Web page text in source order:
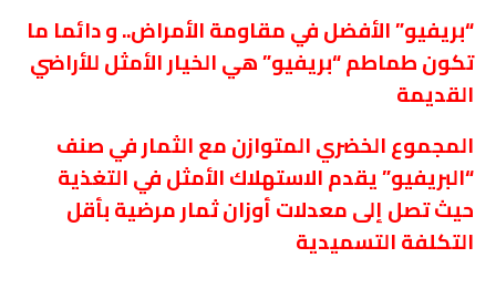
“بريفيو” الأفضل في مقاومة الأمراض.. و دائما ما
تكون طماطم “بريفيو” هي الخيار الأمثل للأراضي
القديمة
المجموع الخضري المتوازن مع الثمار في صنف
“البريفيو” يقدم الاستهلاك الأمثل في التغذية
حيث تصل إلى معدلات أوزان ثمار مرضية بأقل
التكلفة التسميدية